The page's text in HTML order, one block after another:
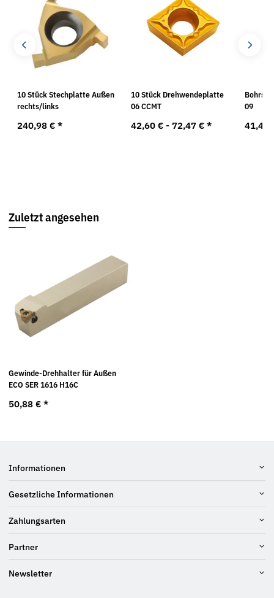
10 Stück Stechplatte Außen
rechts/links
240,98 € *
10 Stück Drehwendeplatte
06 CCMT
42,60 € - 72,47 € *
09
41,47
Zuletzt angesehen
Gewinde-Drehhalter für Außen
ECO SER 1616 H16C
50,88 € *
Informationen
Gesetzliche Informationen
Zahlungsarten
Partner
Newsletter